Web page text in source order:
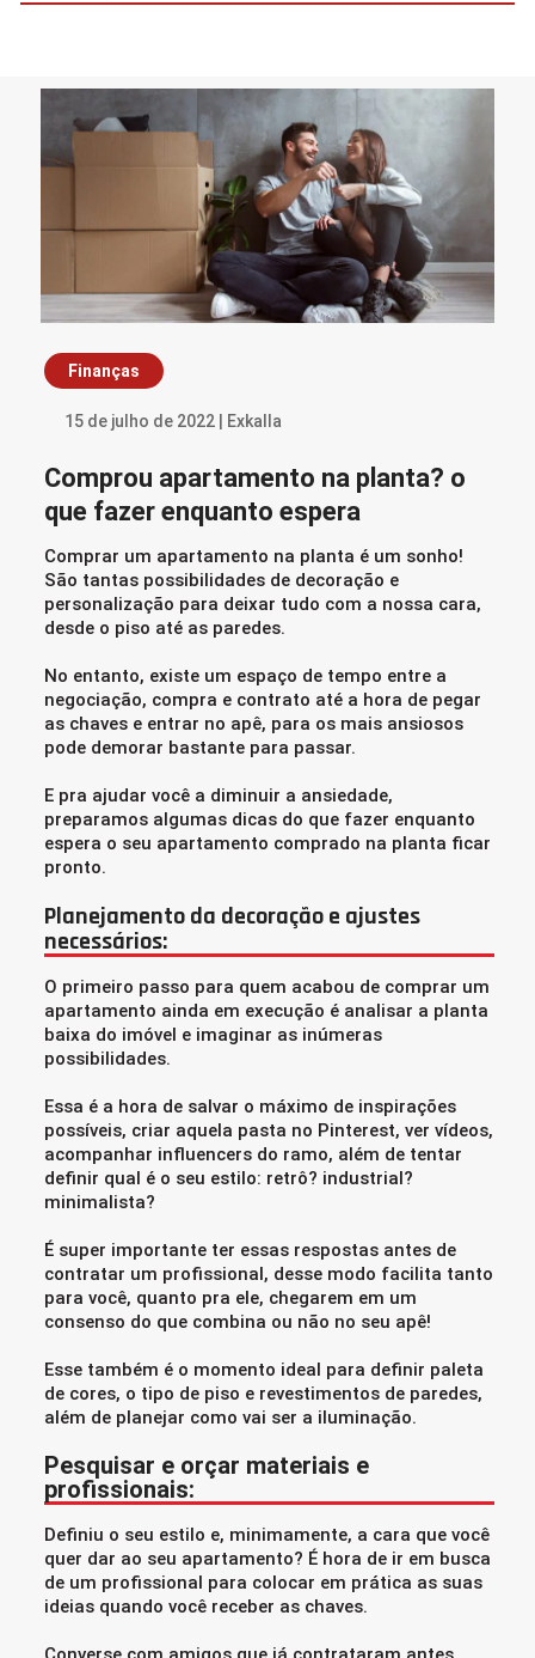
Finanças
15 de julho de 2022 | Exkalla
Comprou apartamento na planta? o
que fazer enquanto espera
Comprar um apartamento na planta é um sonho!
São tantas possibilidades de decoração e
personalização para deixar tudo com a nossa cara,
desde o piso até as paredes.
No entanto, existe um espaço de tempo entre a
negociação, compra e contrato até a hora de pegar
as chaves e entrar no apê, para os mais ansiosos
pode demorar bastante para passar.
E pra ajudar você a diminuir a ansiedade,
preparamos algumas dicas do que fazer enquanto
espera o seu apartamento comprado na planta ficar
pronto.
Planejamento da decoração e ajustes
necessários:
O primeiro passo para quem acabou de comprar um
apartamento ainda em execução é analisar a planta
baixa do imóvel e imaginar as inúmeras
possibilidades.
Essa é a hora de salvar o máximo de inspirações
possíveis, criar aquela pasta no Pinterest, ver vídeos,
acompanhar influencers do ramo, além de tentar
definir qual é o seu estilo: retrô? industrial?
minimalista?
É super importante ter essas respostas antes de
contratar um profissional, desse modo facilita tanto
para você, quanto pra ele, chegarem em um
consenso do que combina ou não no seu apê!
Esse também é o momento ideal para definir paleta
de cores, o tipo de piso e revestimentos de paredes,
além de planejar como vai ser a iluminação.
Pesquisar e orçar materiais e
profissionais:
Definiu o seu estilo e, minimamente, a cara que você
quer dar ao seu apartamento? É hora de ir em busca
de um profissional para colocar em prática as suas
ideias quando você receber as chaves.